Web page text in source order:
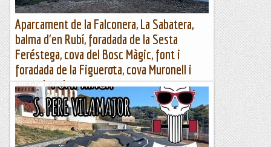
Aparcament de la Falconera, La Sabatera,
balma d'en Rubí, foradada de la Sesta
Feréstega, cova del Bosc Màgic, font i
foradada de la Figuerota, cova Muronell i
avenc Local
Aparcament Falconera, La Sabatera, balma d'en Rubí, cova
Bosc Màgic, font i foradada de la Figuerota i cova
MuronellAparcament Falconera, La Sabatera, balma d'en
Rubí,...